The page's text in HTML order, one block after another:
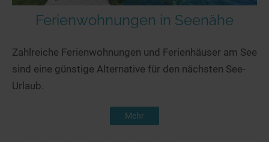
Ferienwohnungen in Seenähe
Zahlreiche Ferienwohnungen und Ferienhäuser am See
sind eine günstige Alternative für den nächsten See-
Urlaub.
Mehr